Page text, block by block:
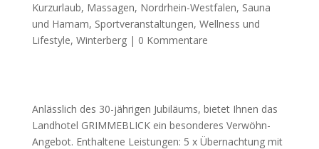
Kurzurlaub, Massagen, Nordrhein-Westfalen, Sauna
und Hamam, Sportveranstaltungen, Wellness und
Lifestyle, Winterberg| 0 Kommentare
Anlässlich des 30-jährigen Jubiläums, bietet Ihnen das
Landhotel GRIMMEBLICK ein besonderes Verwöhn-
Angebot. Enthaltene Leistungen: 5 x Übernachtung mit